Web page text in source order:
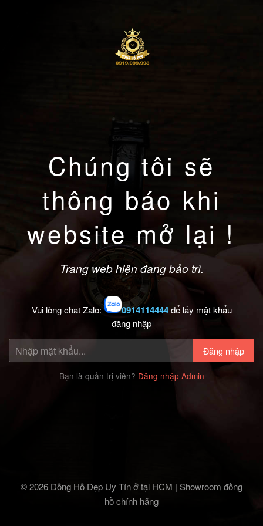
Chúng tôi sẽ
thông báo khi
website mở lại !
Trang web hiện đang bảo trì.
Vui lòng chat Zalo: 0914114444để lấy mật khẩu
đăng nhập
Đăng nhập
Bạn là quản trị viên? Đăng nhập Admin
© 2026 Đồng Hồ Đẹp Uy Tín ở tại HCM | Showroom đồng
hồ chính hãng‎